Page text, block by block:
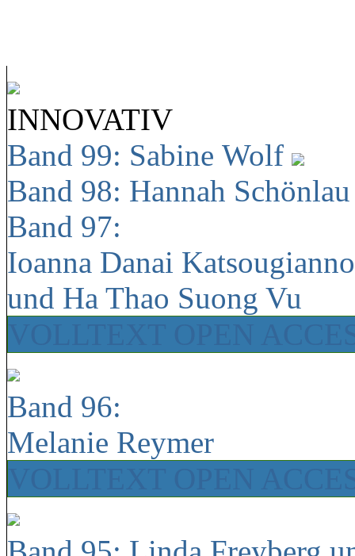
INNOVATIV
Band 99: Sabine Wolf
Band 98: Hannah
Band 97:
Ioanna Danai
und Ha Thao Suong Vu
Band 96:
Melanie Reymer